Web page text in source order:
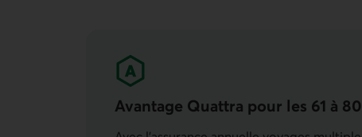
Avantage Quattra pour les 61 à